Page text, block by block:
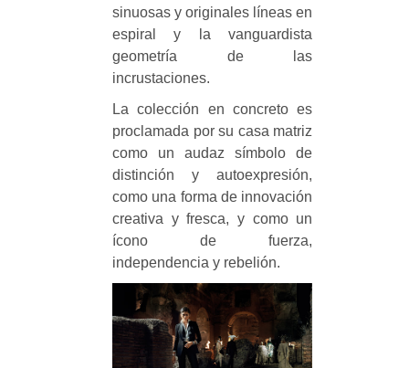
sinuosas y originales líneas en
espiral y la vanguardista
geometría de las
incrustaciones.
La colección en concreto es
proclamada por su casa matriz
como un audaz símbolo de
distinción y autoexpresión,
como una forma de innovación
creativa y fresca, y como un
ícono de fuerza,
independencia y rebelión.